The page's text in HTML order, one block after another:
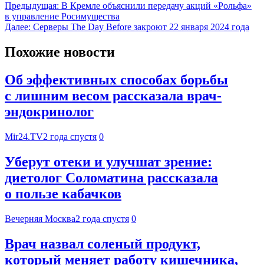
Предыдущая: В Кремле объяснили передачу акций «Рольфа»
в управление Росимущества
Далее: Серверы The Day Before закроют 22 января 2024 года
Похожие новости
Об эффективных способах борьбы
с лишним весом рассказала врач-
эндокринолог
Mir24.TV2 года спустя 0
Уберут отеки и улучшат зрение:
диетолог Соломатина рассказала
о пользе кабачков
Вечерняя Москва2 года спустя 0
Врач назвал соленый продукт,
который меняет работу кишечника,